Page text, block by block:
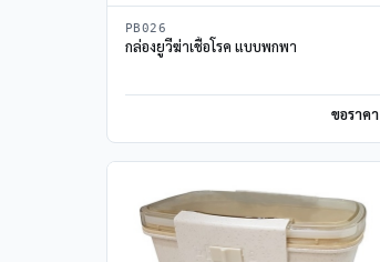
PB026
กล่องยูวีฆ่าเชื้อโรค แบบพกพา
ขอราคา